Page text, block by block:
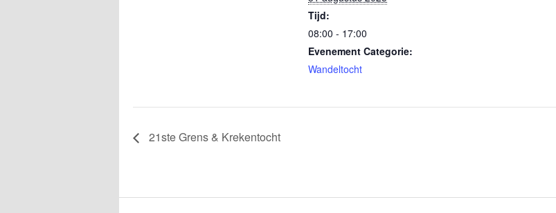
Tijd:
08:00 - 17:00
Evenement Categorie:
Wandeltocht
21ste Grens & Krekentocht